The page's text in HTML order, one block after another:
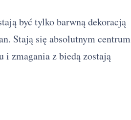
być tylko barwną dekoracją
Stają się absolutnym centrum
i zmagania z biedą zostają